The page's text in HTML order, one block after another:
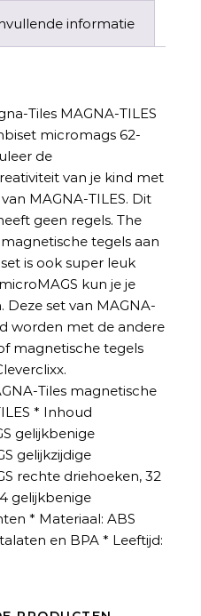
informatie
Tiles MAGNA-TILES
micromags 62-
de
van je kind met
MAGNA-TILES. Dit
geen regels. The
tegels aan
is ook super leuk
kun je je
set van MAGNA-
worden met de andere
magnetische tegels
Tiles magnetische
* Inhoud
gelijkbenige
gelijkzijdige
rechte driehoeken, 32
gelijkbenige
* Materiaal: ABS
en BPA * Leeftijd: